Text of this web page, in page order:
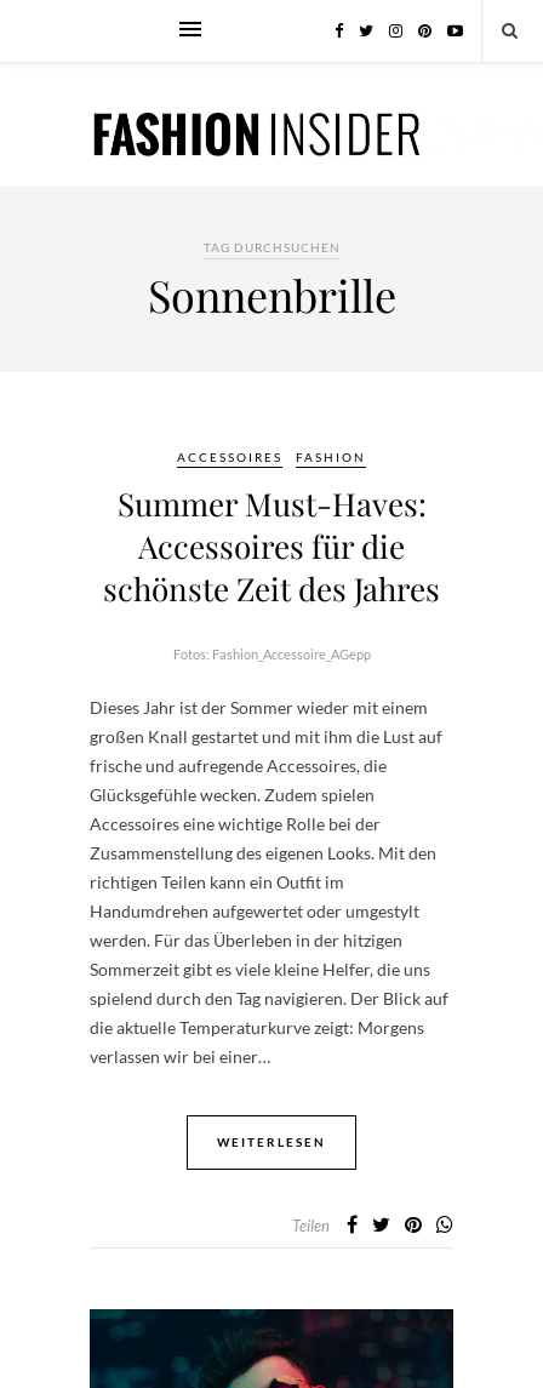
TAG DURCHSUCHEN
Sonnenbrille
ACCESSOIRES FASHION
Summer Must-Haves:
Accessoires für die
schönste Zeit des Jahres
Fotos: Fashion_Accessoire_AGepp
Dieses Jahr ist der Sommer wieder mit einem
großen Knall gestartet und mit ihm die Lust auf
frische und aufregende Accessoires, die
Glücksgefühle wecken. Zudem spielen
Accessoires eine wichtige Rolle bei der
Zusammenstellung des eigenen Looks. Mit den
richtigen Teilen kann ein Outfit im
Handumdrehen aufgewertet oder umgestylt
werden. Für das Überleben in der hitzigen
Sommerzeit gibt es viele kleine Helfer, die uns
spielend durch den Tag navigieren. Der Blick auf
die aktuelle Temperaturkurve zeigt: Morgens
verlassen wir bei einer…
WEITERLESEN
Teilen